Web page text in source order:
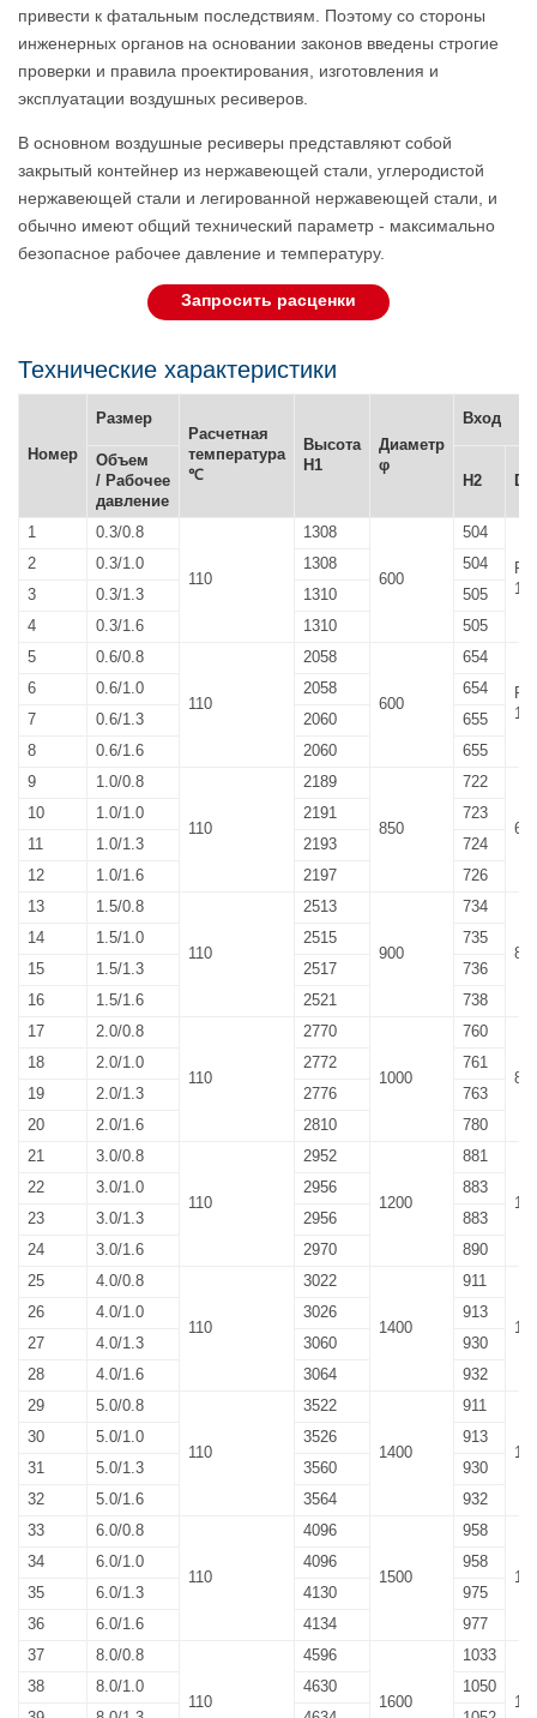
привести к фатальным последствиям. Поэтому со стороны
инженерных органов на основании законов введены строгие
проверки и правила проектирования, изготовления и
эксплуатации воздушных ресиверов.
В основном воздушные ресиверы представляют собой
закрытый контейнер из нержавеющей стали, углеродистой
нержавеющей стали и легированной нержавеющей стали, и
обычно имеют общий технический параметр - максимально
безопасное рабочее давление и температуру.
Запросить расценки
Технические характеристики
Номер
Размер
Расчетная
температура
℃
Высота
H1
Диаметр
φ
Вход
Объем
/ Рабочее
давление
H2 DN
1 0.3/0.8
110
1308
600
504
1/2
2 0.3/1.0 1308
504
3
0.3/1.3 1310
505
4
0.3/1.6 1310
505
5
0.6/0.8
110
2058
600
654
1/2
6 0.6/1.0 2058
654
7
0.6/1.3 2060
655
8
0.6/1.6 2060
655
9
1.0/0.8
110
2189
850
722
65
10 1.0/1.0 2191
723
11
1.0/1.3 2193
724
12
1.0/1.6 2197
726
13
1.5/0.8
110
2513
900
734
80
14 1.5/1.0 2515
735
15
1.5/1.3 2517
736
16
1.5/1.6 2521
738
17
2.0/0.8
110
2770
1000
760
80
18 2.0/1.0 2772
761
19
2.0/1.3 2776
763
20
2.0/1.6 2810
780
21
3.0/0.8
110
2952
1200
881
22 3.0/1.0 2956
883
23
3.0/1.3 2956
883
24
3.0/1.6 2970
890
25
4.0/0.8
110
3022
1400
911
26 4.0/1.0 3026
913
27
4.0/1.3 3060
930
28
4.0/1.6 3064
932
29
5.0/0.8
110
3522
1400
911
30 5.0/1.0 3526
913
31
5.0/1.3 3560
930
32
5.0/1.6 3564
932
33
6.0/0.8
110
4096
1500
958
34 6.0/1.0 4096
958
35
6.0/1.3 4130
975
36
6.0/1.6 4134
977
37
8.0/0.8
110
4596
1600
1033
38 8.0/1.0 4630
1050